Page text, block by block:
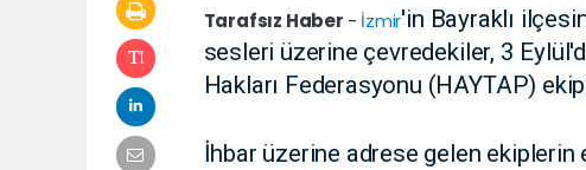
Tarafsız Haber - İzmir'in Bayraklı
sesleri üzerine çevredekiler, 3
Hakları Federasyonu (HAYTAP)
İhbar üzerine adrese gelen ekiplerin